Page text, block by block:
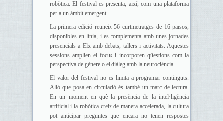
robòtica. El festival es presenta, així, com una plataforma
per a un àmbit emergent.
La primera edició reuneix 56 curtmetratges de 16 països,
disponibles en línia, i es complementa amb unes jornades
presencials a Elx amb debats, tallers i activitats. Aquestes
sessions amplien el focus i incorporen qüestions com la
perspectiva de gènere o el diàleg amb la neurociència.
El valor del festival no es limita a programar continguts.
Allò que posa en circulació és també un marc de lectura.
En un moment en què la presència de la intel·ligència
artificial i la robòtica creix de manera accelerada, la cultura
pot anticipar preguntes que encara no tenen respostes